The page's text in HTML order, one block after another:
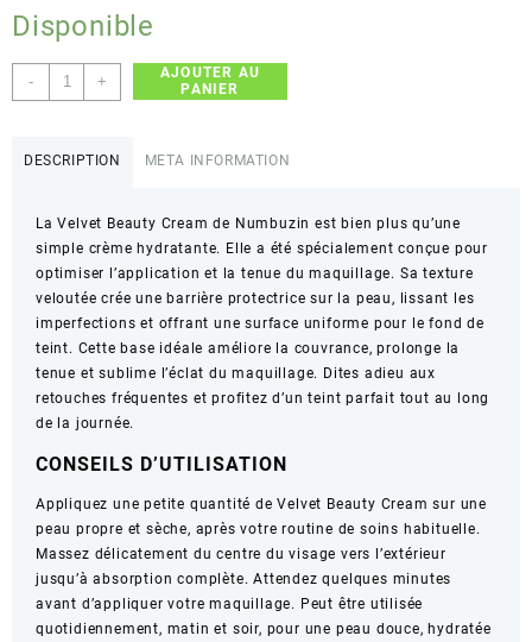
Disponible
-
quantité
de
Cream
–
Makeup
Boosting
+
AJOUTER AU
PANIER
DESCRIPTION META INFORMATION
La Velvet Beauty Cream de Numbuzin est bien plus qu’une
simple crème hydratante. Elle a été spécialement conçue pour
optimiser l’application et la tenue du maquillage. Sa texture
veloutée crée une barrière protectrice sur la peau, lissant les
imperfections et offrant une surface uniforme pour le fond de
teint. Cette base idéale améliore la couvrance, prolonge la
tenue et sublime l’éclat du maquillage. Dites adieu aux
retouches fréquentes et profitez d’un teint parfait tout au long
de la journée.
CONSEILS D’UTILISATION
Appliquez une petite quantité de Velvet Beauty Cream sur une
peau propre et sèche, après votre routine de soins habituelle.
Massez délicatement du centre du visage vers l’extérieur
jusqu’à absorption complète. Attendez quelques minutes
avant d’appliquer votre maquillage. Peut être utilisée
quotidiennement, matin et soir, pour une peau douce, hydratée